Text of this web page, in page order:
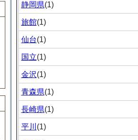
静岡県(1)
旅館(1)
仙台(1)
国立(1)
金沢(1)
青森県(1)
長崎県(1)
平川 (1)